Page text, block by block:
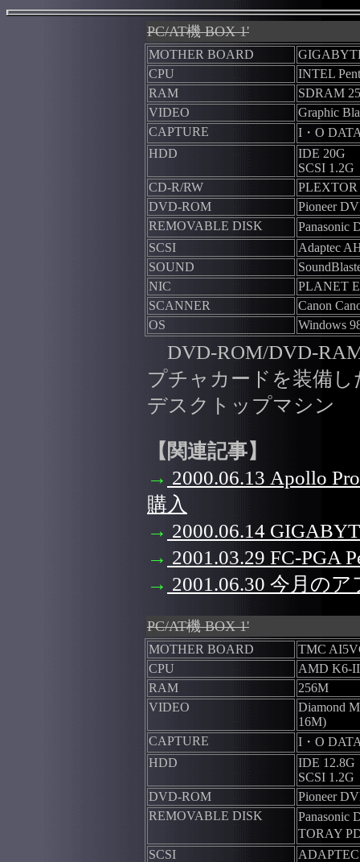
PC/AT機 BOX 1'
MOTHER BOARD
CPU
INTEL
RAM
SDRAM
VIDEO
Graphic
CAPTURE
I・O
HDD
IDE 20G
SCSI 1.2G
CD-R/RW
PLEXTOR
DVD-ROM
Pioneer
REMOVABLE DISK
Panasonic
SCSI
Adaptec
SOUND
NIC
PLANET
SCANNER
Canon
OS
Windows
DVD-ROM/DVD-
プチャカードを装備
デスクトップマシン
【関連記事】
→ 2000.06.13 Apollo
購入
→ 2000.06.14
→ 2001.03.29 FC-PGA
→ 2001.06.30 今月の
PC/AT機 BOX 1'
MOTHER BOARD
TMC
CPU
AMD K6-
RAM
256M
VIDEO
Diamond
16M)
CAPTURE
I・O
HDD
IDE 12.8G
SCSI 1.2G
DVD-ROM
Pioneer
REMOVABLE DISK
Panasonic
TORAY
SCSI